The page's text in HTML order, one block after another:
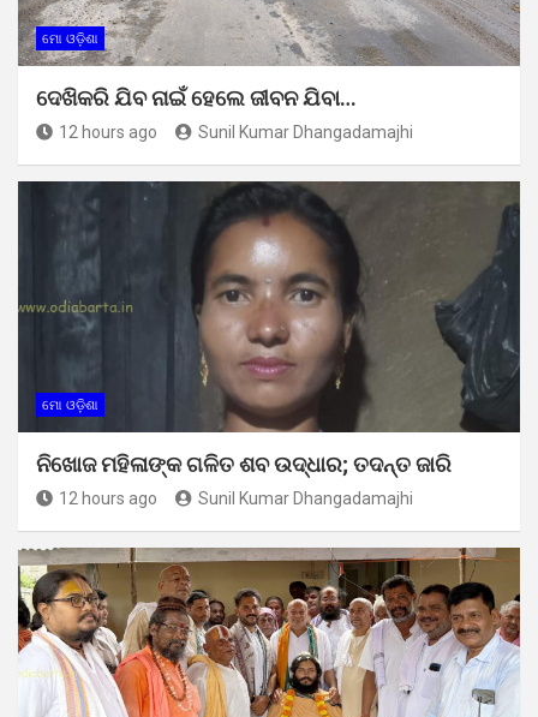
ମୋ ଓଡ଼ିଶା
ଦେଖିକରି ଯିବ ନାଇଁ ହେଲେ ଜୀବନ ଯିବା…
12 hours ago Sunil Kumar Dhangadamajhi
ମୋ ଓଡ଼ିଶା
ନିଖୋଜ ମହିଳାଙ୍କ ଗଳିତ ଶବ ଉଦ୍ଧାର; ତଦନ୍ତ ଜାରି
12 hours ago Sunil Kumar Dhangadamajhi